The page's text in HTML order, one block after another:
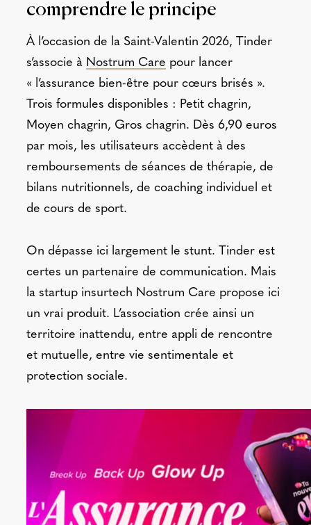
comprendre le principe
À l’occasion de la Saint-Valentin 2026, Tinder
s’associe à Nostrum Care pour lancer
« l’assurance bien-être pour cœurs brisés ».
Trois formules disponibles : Petit chagrin,
Moyen chagrin, Gros chagrin. Dès 6,90 euros
par mois, les utilisateurs accèdent à des
remboursements de séances de thérapie, de
bilans nutritionnels, de coaching individuel et
de cours de sport.
On dépasse ici largement le stunt. Tinder est
certes un partenaire de communication. Mais
la startup insurtech Nostrum Care propose ici
un vrai produit. L’association crée ainsi un
territoire inattendu, entre appli de rencontre
et mutuelle, entre vie sentimentale et
protection sociale.